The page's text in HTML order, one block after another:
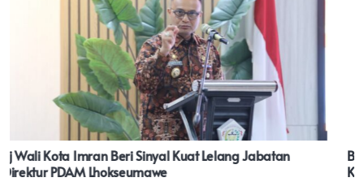
Bertukar Pemgalaman, Batam Dan Denpasar Sadari
Keberagaman Modal Besar Suksesnya Pembangunan